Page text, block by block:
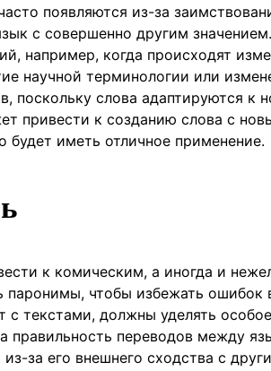
появляются из-за
с совершенно другим
например, когда происходят
научной терминологии или
поскольку слова адаптируются к
привести к созданию слова с
иметь отличное применение.
к комическим, а иногда и
чтобы избежать ошибок
с текстами, должны уделять
правильность переводов между
за его внешнего сходства с